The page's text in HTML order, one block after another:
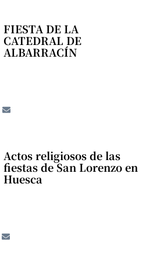
FIESTA DE LA
CATEDRAL DE
ALBARRACÍN
Actos religiosos de las
fiestas de San Lorenzo en
Huesca